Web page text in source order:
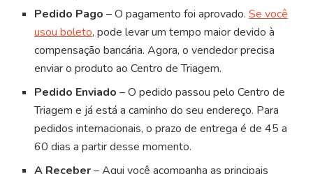
Pedido Pago – O pagamento foi aprovado.Se você
usou boleto, pode levar um tempo maior devido à
compensação bancária. Agora, o vendedor precisa
enviar o produto ao Centro de Triagem.
Pedido Enviado – O pedido passou pelo Centro de
Triagem e já está a caminho do seu endereço. Para
pedidos internacionais, o prazo de entrega é de 45 a
60 dias a partir desse momento.
A Receber– Aqui você acompanha as principais